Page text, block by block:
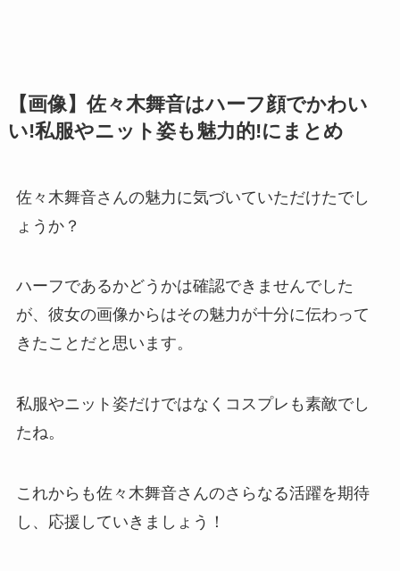
【画像】佐々木舞音はハーフ顔でかわい
い!私服やニット姿も魅力的!にまとめ
佐々木舞音さんの魅力に気づいていただけたでし
ょうか？
ハーフであるかどうかは確認できませんでした
が、彼女の画像からはその魅力が十分に伝わって
きたことだと思います。
私服やニット姿だけではなくコスプレも素敵でし
たね。
これからも佐々木舞音さんのさらなる活躍を期待
し、応援していきましょう！